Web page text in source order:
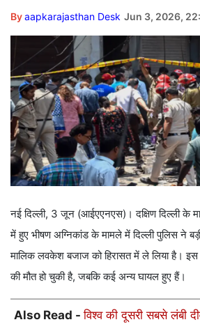
Byaapkarajasthan Desk Jun 3, 2026,
नई दिल्ली, 3 जून (आईएएनएस)। दक्षिण दिल्ली के
में हुए भीषण अग्निकांड के मामले में दिल्ली पुलिस ने
मालिक लवकेश बजाज को हिरासत में ले लिया है।
की मौत हो चुकी है, जबकि कई अन्य घायल हुए हैं।
Also Read -विश्व की दूसरी सबसे लंबी